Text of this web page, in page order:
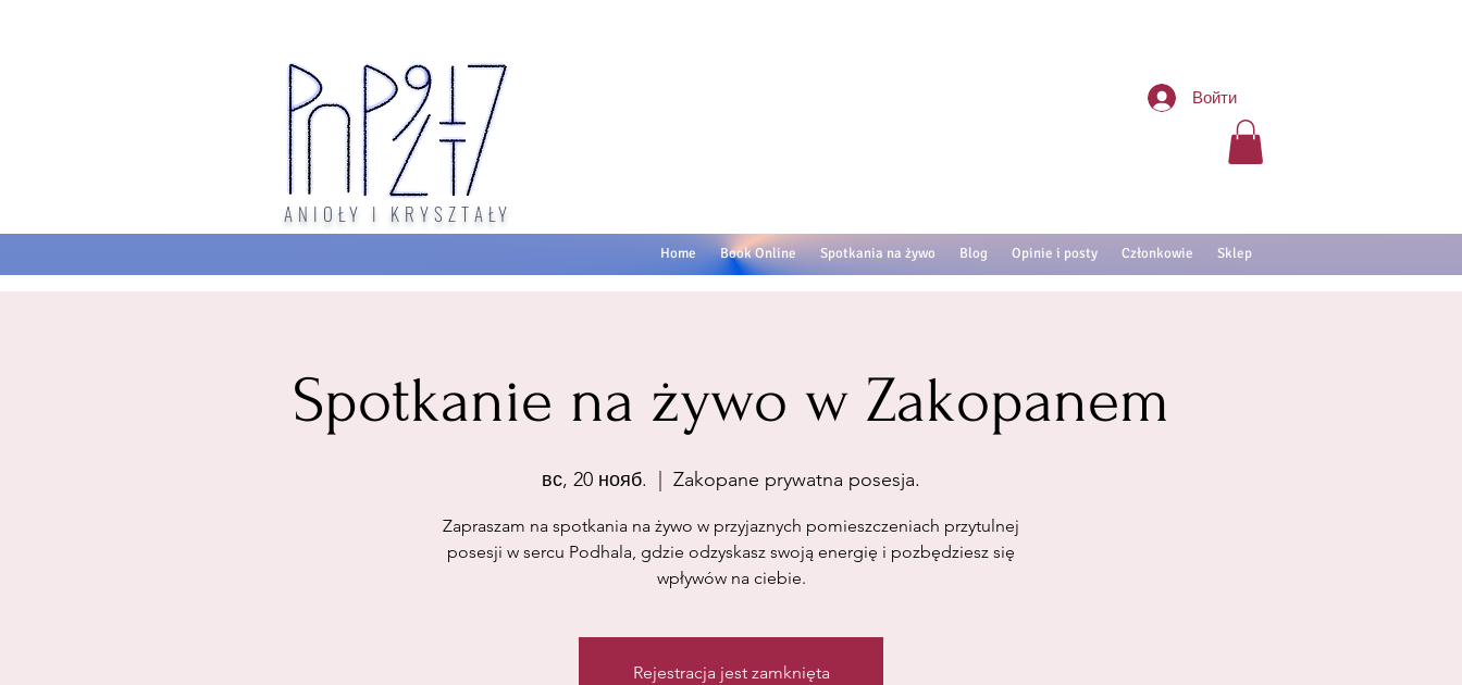
Войти
Home Book Online Spotkania na żywo Blog Opinie i posty Członkowie Sklep
ANIOŁY I KRYSZTAŁY
Spotkanie na żywo w Zakopanem
вс, 20 нояб.
  |
Zakopane prywatna posesja.
Zapraszam na spotkania na żywo w przyjaznych pomieszczeniach przytulnej
posesji w sercu Podhala, gdzie odzyskasz swoją energię i pozbędziesz się
wpływów na ciebie.
Rejestracja jest zamknięta